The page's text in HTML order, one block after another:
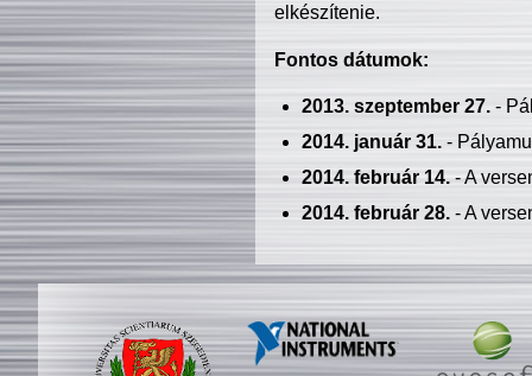
elkészítenie.
Fontos dátumok:
2013. szeptember 27.-
2014. január 31.-
2014. február 14.- A
2014. február 28.- A